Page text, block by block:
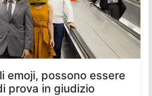
emoji, possono essere
prova in giudizio